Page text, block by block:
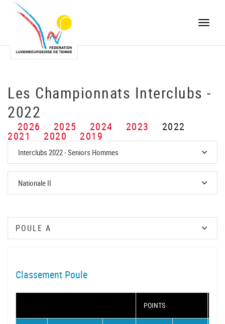
Toggle
Les Championnats Interclubs -
2022
2026 2025 2024 2023 2022
2021 2020 2019
Classement Poule
POINTS